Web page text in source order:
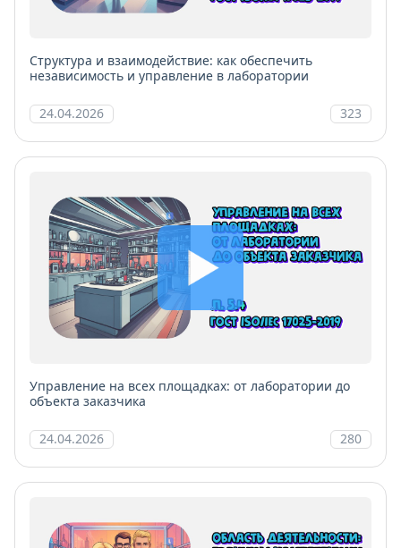
Структура и взаимодействие: как обеспечить
независимость и управление в лаборатории
24.04.2026 323
Управление на всех площадках: от лаборатории до
объекта заказчика
24.04.2026 280